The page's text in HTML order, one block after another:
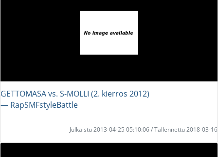
GETTOMASA vs. S-MOLLI (2. kierros 2012)
― RapSMFstyleBattle
Julkaistu 2013-04-25 05:10:06 / Tallennettu 2018-03-16